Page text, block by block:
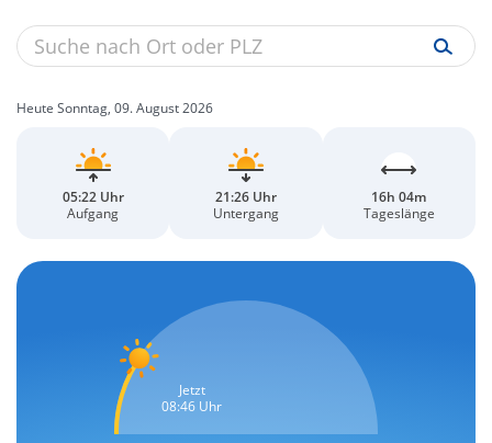
Heute Sonntag, 09. August 2026
05:22 Uhr
Aufgang
21:26 Uhr
Untergang
16h 04m
Tageslänge
Jetzt
08:46 Uhr